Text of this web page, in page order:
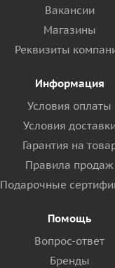
Вакансии
Магазины
Реквизиты
Информация
Условия оплаты
Условия доставки
Гарантия на
Правила продаж
Подарочные
Помощь
Вопрос-ответ
Бренды